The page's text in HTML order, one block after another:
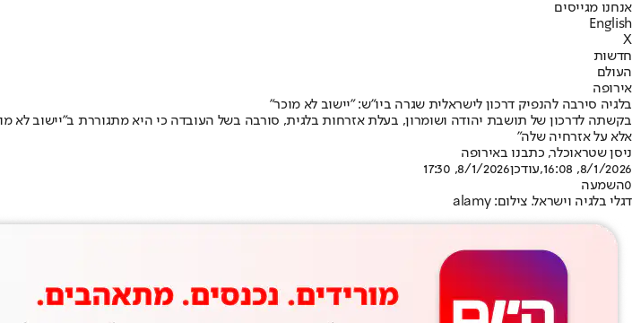
אנחנו מגייסים
English
X
חדשות
העולם
אירופה
בלגיה סירבה להנפיק דרכון לישראלית שגרה ביו"ש: "יישוב לא מוכר"
בקשתה לדרכון של תושבת יהודה ושומרון, בעלת אזרחות בלגית, סורבה בשל העובדה כי היא מתגוררת ב"יישוב לא
אלא על אזרחיה שלה"
ניסן שטראוכלר, כתבנו באירופה
8/1/2026, 16:08
,עודכן8/1/2026, 17:30
0השמעה
דגלי בלגיה וישראל. צילום: alamy